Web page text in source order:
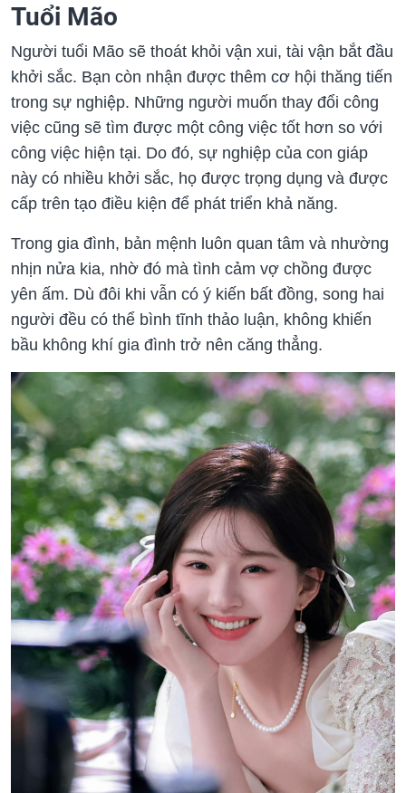
Tuổi Mão
Người tuổi Mão sẽ thoát khỏi vận xui, tài vận bắt đầu
khởi sắc. Bạn còn nhận được thêm cơ hội thăng tiến
trong sự nghiệp. Những người muốn thay đổi công
việc cũng sẽ tìm được một công việc tốt hơn so với
công việc hiện tại. Do đó, sự nghiệp của con giáp
này có nhiều khởi sắc, họ được trọng dụng và được
cấp trên tạo điều kiện để phát triển khả năng.
Trong gia đình, bản mệnh luôn quan tâm và nhường
nhịn nửa kia, nhờ đó mà tình cảm vợ chồng được
yên ấm. Dù đôi khi vẫn có ý kiến bất đồng, song hai
người đều có thể bình tĩnh thảo luận, không khiến
bầu không khí gia đình trở nên căng thẳng.